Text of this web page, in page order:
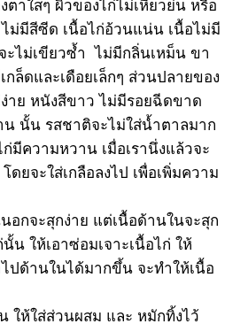
ไม่มีสีซีด เนื้อไก่อ้วนแน่น เนื้อไม่มี
ะไม่เขียวซ้ำ ไม่มีกลิ่นเหม็น ขา
กล็ดและเดือยเล็กๆ ส่วนปลายของ
าย หนังสีขาว ไม่มีรอยฉีดขาด
น นั้น รสชาติจะไม่ใส่น้ำตาลมาก
ก่มีความหวาน เมื่อเรานึ่งแล้วจะ
ยจะใส่เกลือลงไป เพื่อเพิ่มความ
อกจะสุกง่าย แต่เนื้อด้านในจะสุก
น ให้เอาซ่อมเจาะเนื้อไก่ ให้
ปด้านในได้มากขึ้น จะทำให้เนื้อ
ให้ใส่ส่วนผสม และ หมักทิ้งไว้